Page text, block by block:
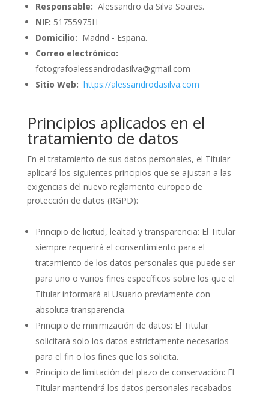
Responsable: Alessandro da Silva Soares.
NIF: 51755975H
Domicilio: Madrid - España.
Correo electrónico:
fotografoalessandrodasilva@gmail.com
Sitio Web: https://alessandrodasilva.com
Principios aplicados en el
tratamiento de datos
En el tratamiento de sus datos personales, el Titular
aplicará los siguientes principios que se ajustan a las
exigencias del nuevo reglamento europeo de
protección de datos (RGPD):
Principio de licitud, lealtad y transparencia: El Titular
siempre requerirá el consentimiento para el
tratamiento de los datos personales que puede ser
para uno o varios fines específicos sobre los que el
Titular informará al Usuario previamente con
absoluta transparencia.
Principio de minimización de datos: El Titular
solicitará solo los datos estrictamente necesarios
para el fin o los fines que los solicita.
Principio de limitación del plazo de conservación: El
Titular mantendrá los datos personales recabados